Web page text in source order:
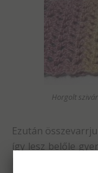
Horgolt
Ezután
így lesz belőle